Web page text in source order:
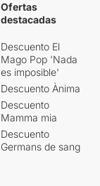
Ofertas
destacadas
Descuento El
Mago Pop 'Nada
es imposible'
Descuento Ànima
Descuento
Mamma mia
Descuento
Germans de sang